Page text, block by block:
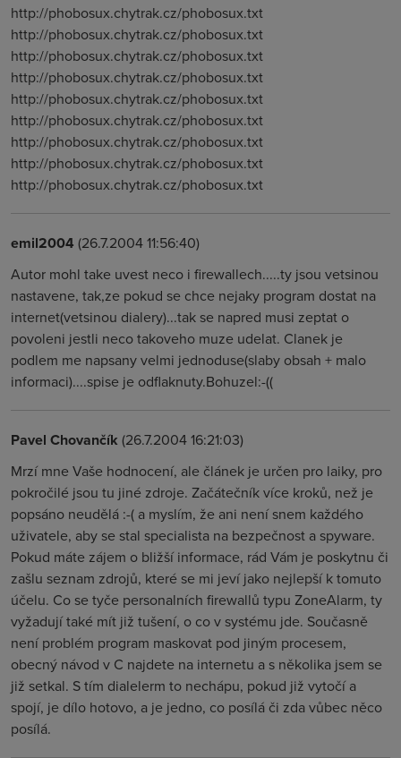
http://phobosux.chytrak.cz/phobosux.txt
http://phobosux.chytrak.cz/phobosux.txt
http://phobosux.chytrak.cz/phobosux.txt
http://phobosux.chytrak.cz/phobosux.txt
http://phobosux.chytrak.cz/phobosux.txt
http://phobosux.chytrak.cz/phobosux.txt
http://phobosux.chytrak.cz/phobosux.txt
http://phobosux.chytrak.cz/phobosux.txt
http://phobosux.chytrak.cz/phobosux.txt
emil2004 (26.7.2004 11:56:40)
Autor mohl take uvest neco i firewallech.....ty jsou vetsinou
nastavene, tak,ze pokud se chce nejaky program dostat na
internet(vetsinou dialery)...tak se napred musi zeptat o
povoleni jestli neco takoveho muze udelat. Clanek je
podlem me napsany velmi jednoduse(slaby obsah + malo
informaci)....spise je odflaknuty.Bohuzel:-((
Pavel Chovančík (26.7.2004 16:21:03)
Mrzí mne Vaše hodnocení, ale článek je určen pro laiky, pro
pokročilé jsou tu jiné zdroje. Začátečník více kroků, než je
popsáno neudělá :-( a myslím, že ani není snem každého
uživatele, aby se stal specialista na bezpečnost a spyware.
Pokud máte zájem o bližší informace, rád Vám je poskytnu či
zašlu seznam zdrojů, které se mi jeví jako nejlepší k tomuto
účelu. Co se tyče personalních firewallů typu ZoneAlarm, ty
vyžadují také mít již tušení, o co v systému jde. Současně
není problém program maskovat pod jiným procesem,
obecný návod v C najdete na internetu a s několika jsem se
již setkal. S tím dialelerm to nechápu, pokud již vytočí a
spojí, je dílo hotovo, a je jedno, co posílá či zda vůbec něco
posílá.